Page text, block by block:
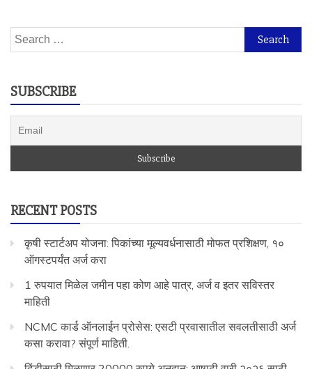
Search
for:
SUBSCRIBE
RECENT POSTS
कृषी स्टार्टअप योजना: पिकांच्या मूल्यवर्धनासाठी मोफत प्रशिक्षण, १०
ऑगस्टपर्यंत अर्ज करा
1 रुपयात मिळेल जमीन पहा कोण आहे पात्र, अर्ज व इतर सविस्तर
माहिती
NCMC कार्ड ऑनलाईन प्रोसेस: एसटी प्रवासातील सवलतीसाठी अर्ज
कसा करावा? संपूर्ण माहिती.